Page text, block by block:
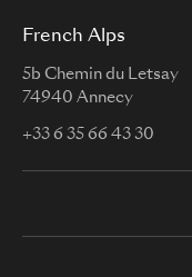
French Alps
5b Chemin du Letsay
74940 Annecy
+33 6 35 66 43 30